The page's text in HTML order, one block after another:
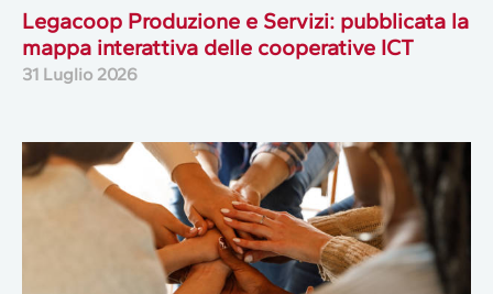
Legacoop Produzione e Servizi: pubblicata la
mappa interattiva delle cooperative ICT
31 Luglio 2026